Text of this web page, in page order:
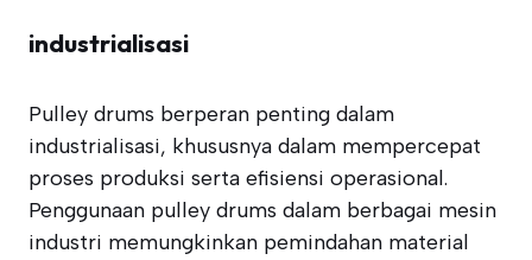
industrialisasi
Pulley drums berperan penting dalam
industrialisasi, khususnya dalam mempercepat
proses produksi serta efisiensi operasional.
Penggunaan pulley drums dalam berbagai mesin
industri memungkinkan pemindahan material